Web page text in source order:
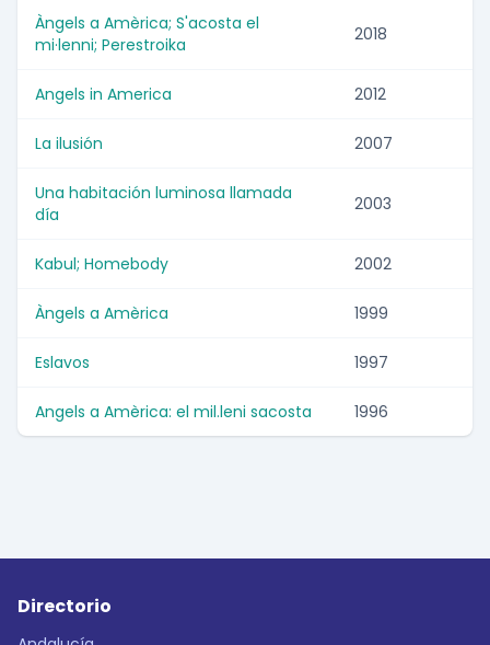
Àngels a Amèrica; S'acosta el
mi·lenni; Perestroika
2018
Angels in America 2012
La ilusión 2007
Una habitación luminosa llamada
día
2003
Kabul; Homebody 2002
Àngels a Amèrica 1999
Eslavos 1997
Angels a Amèrica: el mil.leni sacosta 1996
Directorio